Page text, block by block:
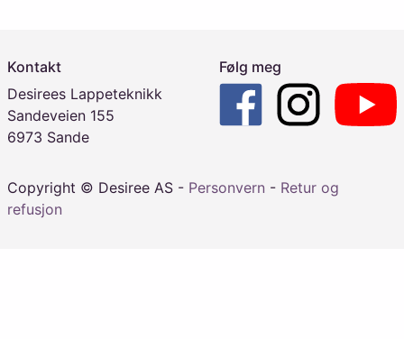
Kontakt
Desirees Lappeteknikk
Sandeveien 155
6973 Sande
Følg meg
Copyright © Desiree AS - Personvern - Retur og
refusjon